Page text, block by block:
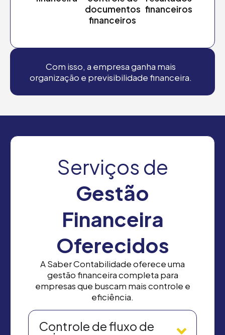
documentos
financeiros
financeiros
Com isso, a empresa ganha mais
organização e previsibilidade financeira.
Serviços de
Gestão
Financeira
Oferecidos
A Saber Contabilidade oferece uma
gestão financeira completa para
empresas que buscam mais controle e
eficiência.
Controle de fluxo de